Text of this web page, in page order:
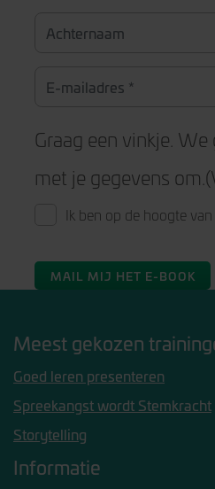
Graag een vinkje.
met je gegevens om.
Ik ben op de hoogte
MAIL MIJ HET E-BOOK
Meest gekozen
Goed leren presenteren
Spreekangst wordt Stemkracht
Storytelling
Informatie